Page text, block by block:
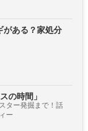
がある？家処分
の時間」
ター発掘まで！話
ー